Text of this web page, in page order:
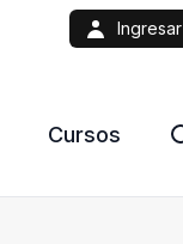
Ingresar
Cursos